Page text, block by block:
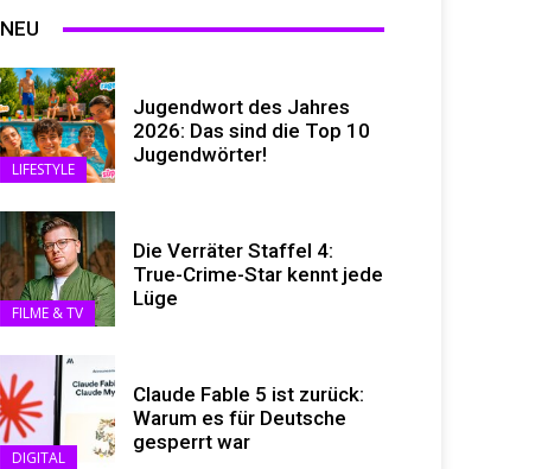
NEU
LIFESTYLE
Jugendwort des Jahres
2026: Das sind die Top 10
Jugendwörter!
FILME & TV
Die Verräter Staffel 4:
True-Crime-Star kennt jede
Lüge
DIGITAL
Claude Fable 5 ist zurück:
Warum es für Deutsche
gesperrt war